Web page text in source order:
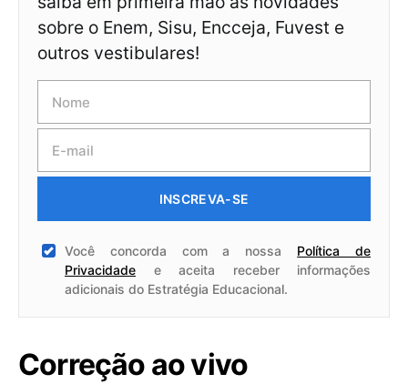
sobre o Enem, Sisu, Encceja, Fuvest e
outros vestibulares!
INSCREVA-SE
Você concorda com a nossa Política de
Privacidade e aceita receber informações
adicionais do Estratégia Educacional.
Correção ao vivo